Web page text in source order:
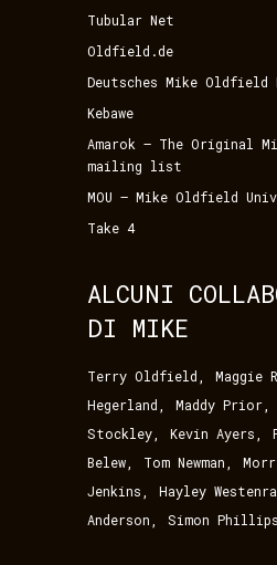
Tubular Net
Oldfield.de
Deutsches Mike Oldfield
Kebawe
Amarok – The Original
mailing list
MOU – Mike Oldfield
Take 4
ALCUNI
DI MIKE
Terry Oldfield, Maggie
Hegerland, Maddy Prior,
Stockley, Kevin Ayers,
Belew, Tom Newman,
Jenkins, Hayley Westenra
Anderson, Simon Phillips